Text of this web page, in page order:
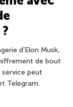
d’Elon Musk,
de bout
peut
Telegram.